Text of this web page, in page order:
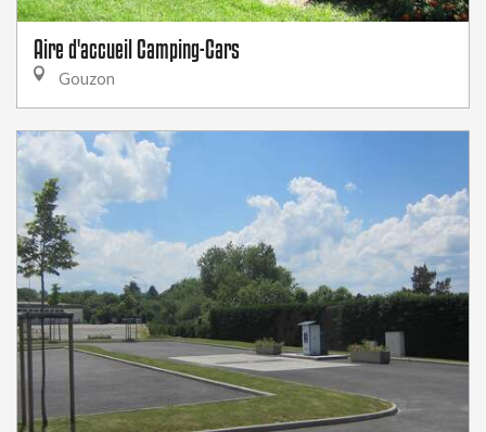
Aire d'accueil Camping-Cars
Gouzon